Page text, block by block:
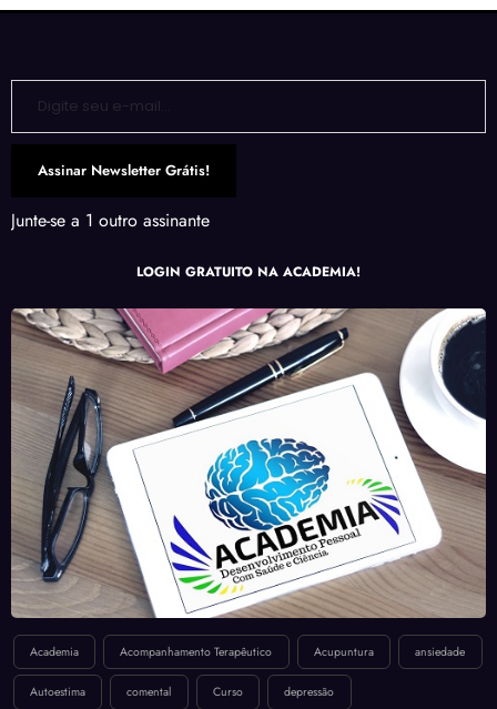
Digite seu e-mail…
LOGIN GRATUITO NA ACADEMIA!
Academia Acompanhamento Terapêutico Acupuntura